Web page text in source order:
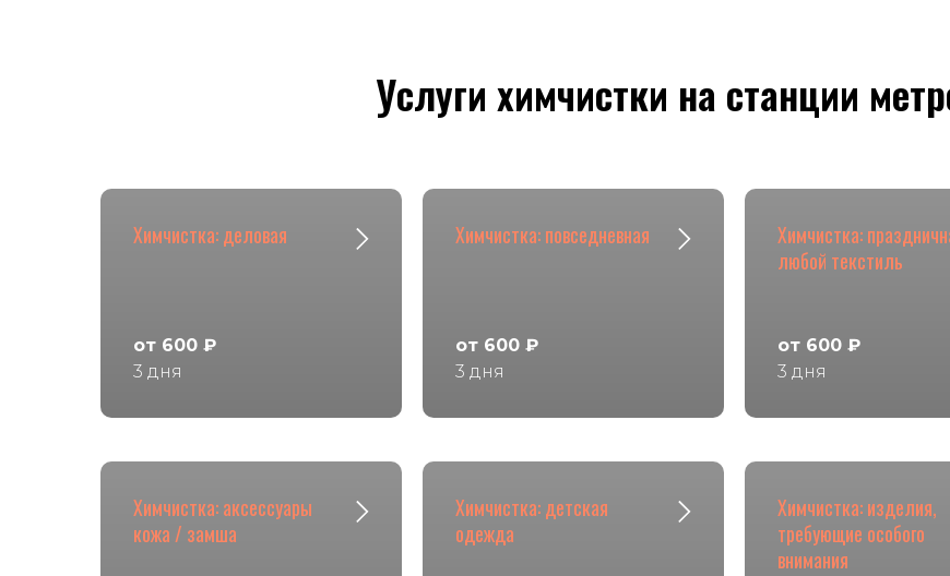
Услуги химчистки на станции
Химчистка: деловая
от 600 ₽
3 дня
Химчистка: повседневная
от 600 ₽
3 дня
Химчистка:
любой текстиль
от 600 ₽
3 дня
Химчистка: аксессуары
кожа / замша
Химчистка: детская
одежда
Химчистка: изделия,
требующие особого
внимания